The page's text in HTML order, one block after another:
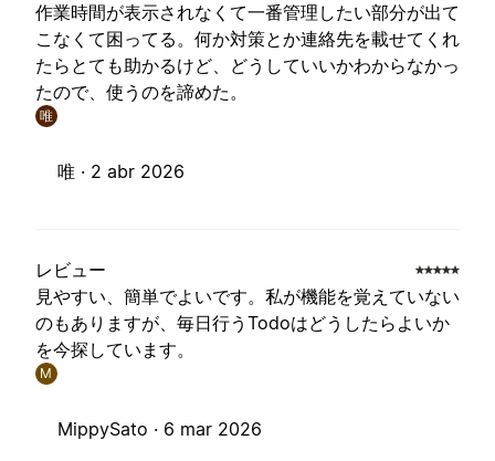
作業時間が表示されなくて一番管理したい部分が出て
こなくて困ってる。何か対策とか連絡先を載せてくれ
たらとても助かるけど、どうしていいかわからなかっ
たので、使うのを諦めた。
唯
唯 · 2 abr 2026
レビュー
見やすい、簡単でよいです。私が機能を覚えていない
のもありますが、毎日行うTodoはどうしたらよいか
を今探しています。
M
MippySato · 6 mar 2026